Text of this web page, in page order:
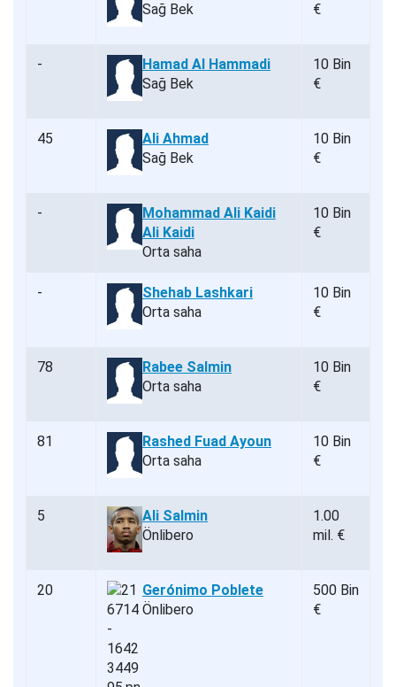
Sağ Bek
€
-
Hamad Al Hammadi
Sağ Bek
10 Bin
€
45
Ali Ahmad
Sağ Bek
10 Bin
€
-
Mohammad Ali Kaidi
Ali Kaidi
Orta saha
10 Bin
€
-
Shehab Lashkari
Orta saha
10 Bin
€
78
Rabee Salmin
Orta saha
10 Bin
€
81
Rashed Fuad Ayoun
Orta saha
10 Bin
€
5
Ali Salmin
Önlibero
1.00
mil. €
20
Gerónimo Poblete
Önlibero
500 Bin
€